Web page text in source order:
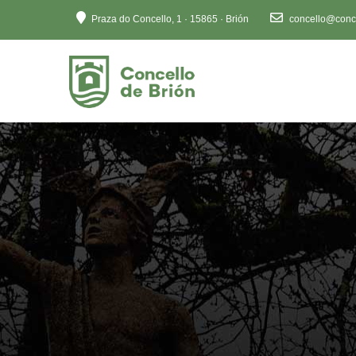
web
inclúe
un
sistema
de
accesibilidade.
Preme
Control-
F11
para
axustar
o
Praza do Concello, 1 · 15865 · Brión